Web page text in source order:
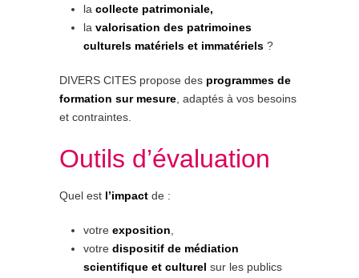
la collecte patrimoniale,
la valorisation des patrimoines
culturels matériels et immatériels ?
DIVERS CITES propose des programmes de
formation sur mesure , adaptés à vos besoins
et contraintes.
Outils d’évaluation
Quel est l’impact de :
votre exposition
votre dispositif de médiation
scientifique et culturel sur les publics